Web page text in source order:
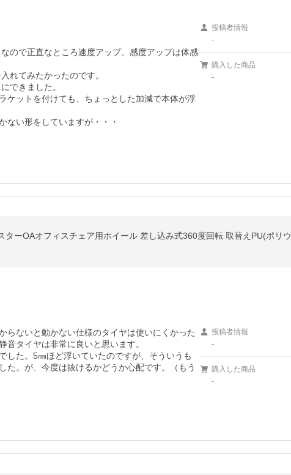
ので正直なところ速度アップ、感度アップは体感
れてみたかったのです。
できました。
ケットを付けても、ちょっとした加減で本体が浮
ない形をしていますが・・・
投稿者情報
-
購入した商品
-
ーOAオフィスチェア用ホイール 差し込み式360度回転 取替えPU(ポリウ
らないと動かない仕様のタイヤは使いにくかった
タイヤは非常に良いと思います。
した。5㎜ほど浮いていたのですが、そういうも
た。が、今度は抜けるかどうか心配です。（もう
投稿者情報
-
購入した商品
-